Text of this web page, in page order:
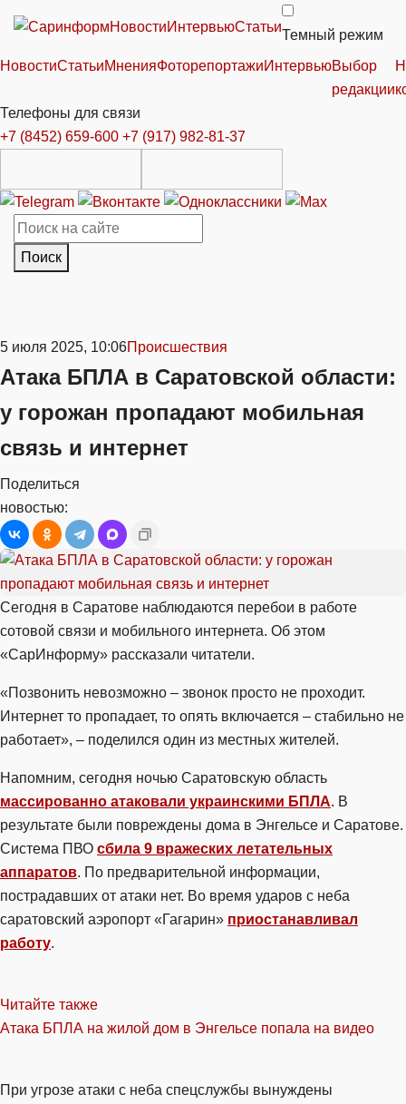
НовостиИнтервьюСтатьи
Темный режим
НовостиСтатьиМненияФоторепортажиИнтервьюВыбор
редакции
Телефоны для связи
+7 (8452) 659-600 +7 (917) 982-81-37
Поиск
5 июля 2025, 10:06Происшествия
Атака БПЛА в Саратовской области:
у горожан пропадают мобильная
связь и интернет
Поделиться
новостью:
Сегодня в Саратове наблюдаются перебои в работе
сотовой связи и мобильного интернета. Об этом
«СарИнформу» рассказали читатели.
«Позвонить невозможно – звонок просто не проходит.
Интернет то пропадает, то опять включается – стабильно не
работает», – поделился один из местных жителей.
Напомним, сегодня ночью Саратовскую область
массированно атаковали украинскими БПЛА. В
результате были повреждены дома в Энгельсе и Саратове.
Система ПВО сбила 9 вражеских летательных
аппаратов. По предварительной информации,
пострадавших от атаки нет. Во время ударов с неба
саратовский аэропорт «Гагарин» приостанавливал
работу.
Читайте также
Атака БПЛА на жилой дом в Энгельсе попала на видео
При угрозе атаки с неба спецслужбы вынуждены